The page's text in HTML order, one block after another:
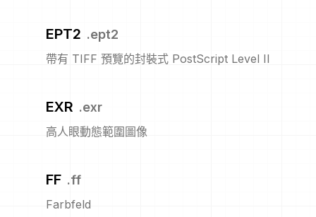
EPT2 .ept2
帶有 TIFF 預覽的封裝式 PostScript Level II
EXR .exr
高人眼動態範圍圖像
FF .ff
Farbfeld